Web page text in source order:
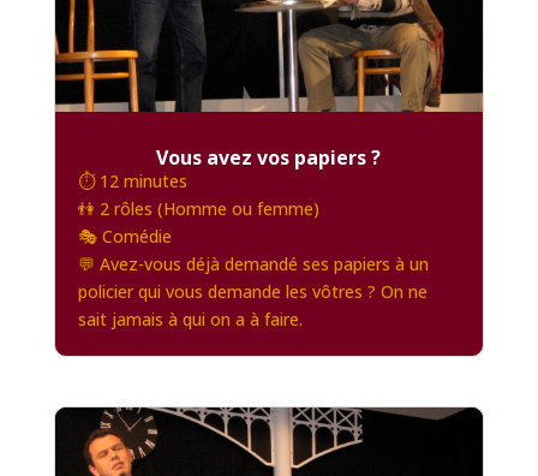
Vous avez vos papiers ?
⏱️ 12 minutes
👫 2 rôles (Homme ou femme)
🎭 Comédie
💬 Avez-vous déjà demandé ses papiers à un
policier qui vous demande les vôtres ? On ne
sait jamais à qui on a à faire.